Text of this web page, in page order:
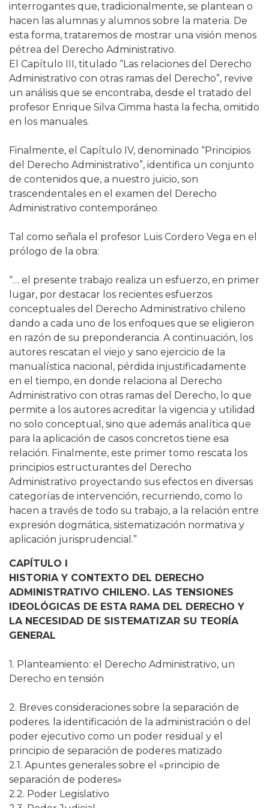
interrogantes que, tradicionalmente, se plantean o
hacen las alumnas y alumnos sobre la materia. De
esta forma, trataremos de mostrar una visión menos
pétrea del Derecho Administrativo.
El Capítulo III, titulado “Las relaciones del Derecho
Administrativo con otras ramas del Derecho”, revive
un análisis que se encontraba, desde el tratado del
profesor Enrique Silva Cimma hasta la fecha, omitido
en los manuales.
Finalmente, el Capítulo IV, denominado “Principios
del Derecho Administrativo”, identifica un conjunto
de contenidos que, a nuestro juicio, son
trascendentales en el examen del Derecho
Administrativo contemporáneo.
Tal como señala el profesor Luis Cordero Vega en el
prólogo de la obra:
“… el presente trabajo realiza un esfuerzo, en primer
lugar, por destacar los recientes esfuerzos
conceptuales del Derecho Administrativo chileno
dando a cada uno de los enfoques que se eligieron
en razón de su preponderancia. A continuación, los
autores rescatan el viejo y sano ejercicio de la
manualística nacional, pérdida injustificadamente
en el tiempo, en donde relaciona al Derecho
Administrativo con otras ramas del Derecho, lo que
permite a los autores acreditar la vigencia y utilidad
no solo conceptual, sino que además analítica que
para la aplicación de casos concretos tiene esa
relación. Finalmente, este primer tomo rescata los
principios estructurantes del Derecho
Administrativo proyectando sus efectos en diversas
categorías de intervención, recurriendo, como lo
hacen a través de todo su trabajo, a la relación entre
expresión dogmática, sistematización normativa y
aplicación jurisprudencial.”
CAPÍTULO I
HISTORIA Y CONTEXTO DEL DERECHO
ADMINISTRATIVO CHILENO. LAS TENSIONES
IDEOLÓGICAS DE ESTA RAMA DEL DERECHO Y
LA NECESIDAD DE SISTEMATIZAR SU TEORÍA
GENERAL
1. Planteamiento: el Derecho Administrativo, un
Derecho en tensión
2. Breves consideraciones sobre la separación de
poderes. la identificación de la administración o del
poder ejecutivo como un poder residual y el
principio de separación de poderes matizado
2.1. Apuntes generales sobre el «principio de
separación de poderes»
2.2. Poder Legislativo